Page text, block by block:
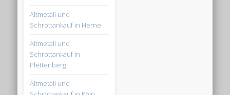
Altmetall und
Schrottankauf in Herne
Altmetall und
Schrottankauf in
Plettenberg
Altmetall und